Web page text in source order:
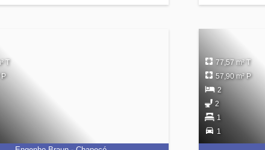
T
77,57 m² T
57,90 m² P
2
2
1
1